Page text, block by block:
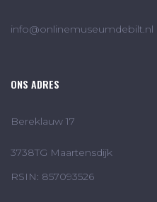
info@onlinemuseumdebilt.nl
ONS ADRES
Bereklauw 17
3738TG Maartensdijk
RSIN: 857093526